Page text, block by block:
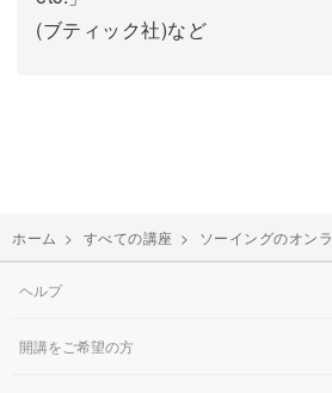
(ブティック社)など
ホーム > すべての講座 > ソーイングのオン
ヘルプ
開講をご希望の方